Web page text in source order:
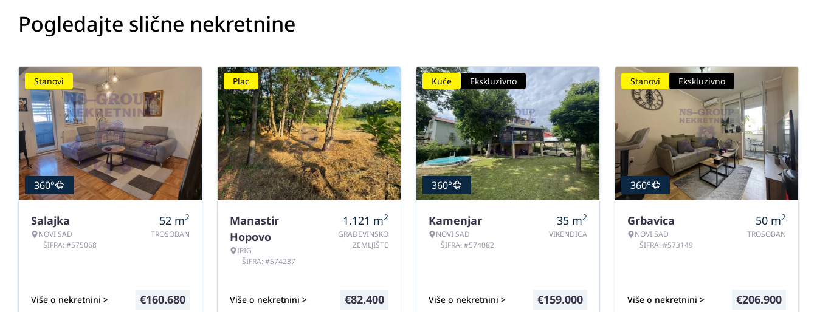
Pogledajte slične nekretnine
Stanovi
360°
Salajka
NOVI SAD
ŠIFRA: #575068
52 m2
TROSOBAN
Više o nekretnini > €160.680
Plac
Manastir
Hopovo
IRIG
ŠIFRA: #574237
1.121 m2
GRAĐEVINSKO
ZEMLJIŠTE
Više o nekretnini > €82.400
Kuće Ekskluzivno
360°
Kamenjar
NOVI SAD
ŠIFRA: #574082
35 m2
VIKENDICA
Više o nekretnini > €159.000
Stanovi Ekskluzivno
360°
Grbavica
NOVI SAD
ŠIFRA: #573149
50 m2
TROSOBAN
Više o nekretnini > €206.900